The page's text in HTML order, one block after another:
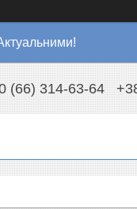
(66) 314-63-64